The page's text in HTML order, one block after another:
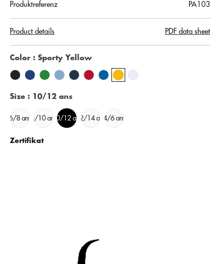
Produktreferenz
PA103
Product details PDF data sheet
Color : Sporty Yellow
Size : 10/12 ans
6/8 ans 8/10 ans10/12 ans12/14 ans4/6 ans
Zertifikat